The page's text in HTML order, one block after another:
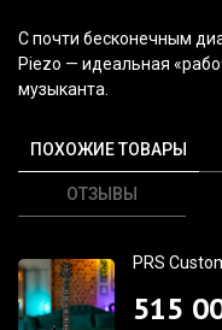
С почти бесконечным
Piezo — идеальная
музыканта.
ПОХОЖИЕ ТОВАРЫ
ОТЗЫВЫ
PRS
515